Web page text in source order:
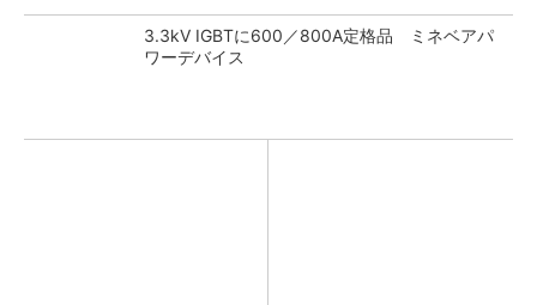
3.3kV IGBTに600／800A定格品 ミネベアパ
ワーデバイス